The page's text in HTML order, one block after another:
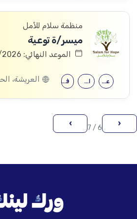
منظمة سلام للأمل
ميسر/ة توعية
الموعد النهائي: 10/05/2026
فلسفة الإرشاد النفسي علم اجتماع
‹
6 / 7
›